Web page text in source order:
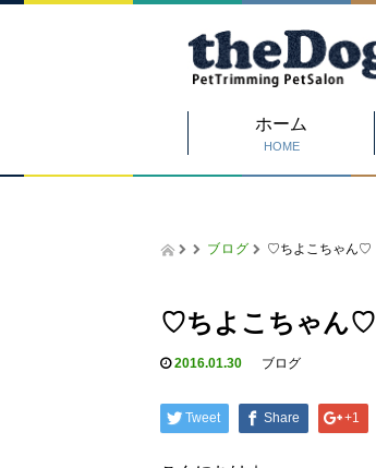
ホーム
HOME
ブログ ♡ちよこちゃん♡
♡ちよこちゃん♡
2016.01.30 ブログ
Tweet Share +1